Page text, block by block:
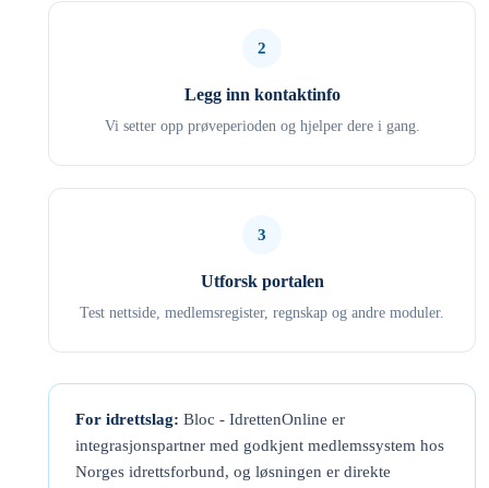
2
Legg inn kontaktinfo
Vi setter opp prøveperioden og hjelper dere i gang.
3
Utforsk portalen
Test nettside, medlemsregister, regnskap og andre moduler.
For idrettslag: Bloc - IdrettenOnline er
integrasjonspartner med godkjent medlemssystem hos
Norges idrettsforbund, og løsningen er direkte